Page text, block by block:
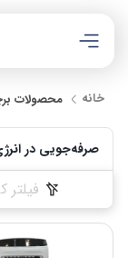
خانه محصولات
صرفه‌جویی در
فیلتر